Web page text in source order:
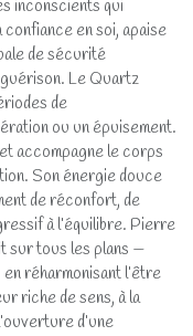
inconscients qui
en soi, apaise
de sécurité
Le Quartz
de
ou un épuisement.
accompagne le corps
Son énergie douce
de réconfort, de
à l’équilibre. Pierre
sur tous les plans —
réharmonisant l’être
riche de sens, à la
d’une